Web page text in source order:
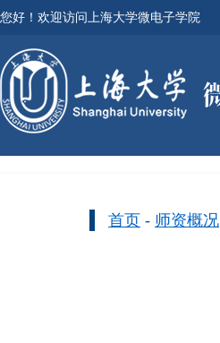
您好！欢迎访问上海大学微电子学院
首页 - 师资概况